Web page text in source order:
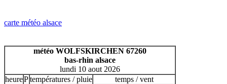
H
I J K L M
N
T
U
V
W X Y Z
carte météo alsace
météo WOLFSKIRCHEN 67260
bas-rhin alsace
lundi 10 aout 2026
heurePtempératures / pluie temps / vent